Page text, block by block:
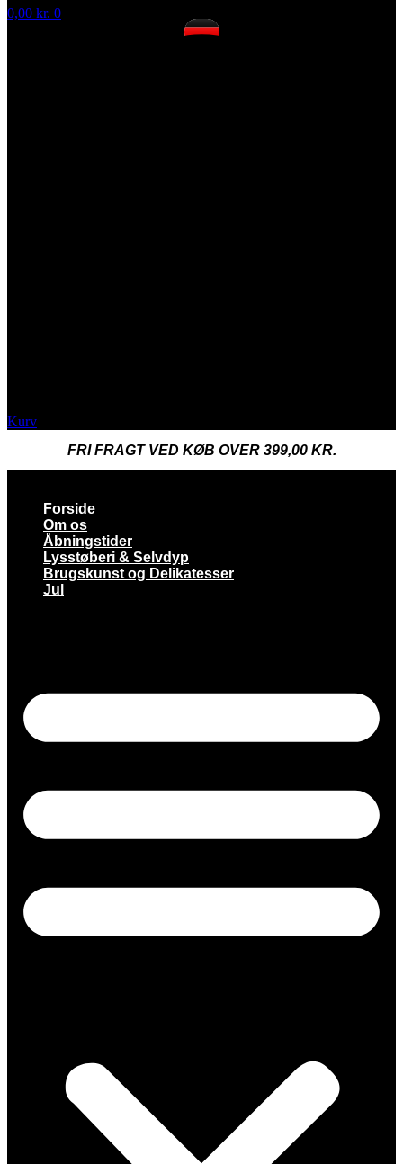
0,00 kr. 0
Kurv
FRI FRAGT VED KØB OVER 399,00 KR.
Forside
Om os
Åbningstider
Lysstøberi & Selvdyp
Brugskunst og Delikatesser
Jul